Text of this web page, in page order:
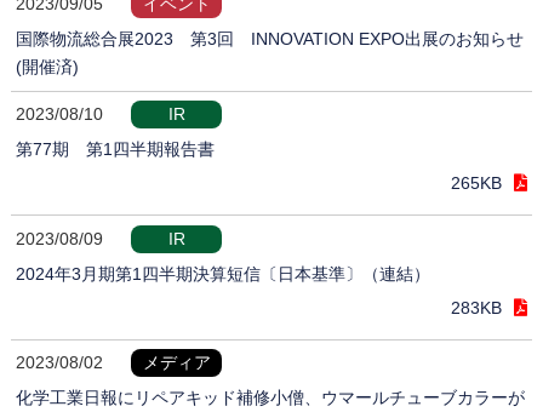
2023/09/05
イベント
国際物流総合展2023 第3回 INNOVATION EXPO出展のお知らせ
(開催済)
2023/08/10
IR
第77期 第1四半期報告書
265KB
2023/08/09
IR
2024年3月期第1四半期決算短信〔日本基準〕（連結）
283KB
2023/08/02
メディア
化学工業日報にリペアキッド補修小僧、ウマールチューブカラーが